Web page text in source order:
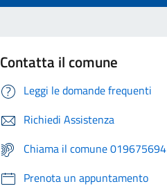
Contatta il comune
Leggi le domande frequenti
Richiedi Assistenza
Chiama il comune 019675694
Prenota un appuntamento